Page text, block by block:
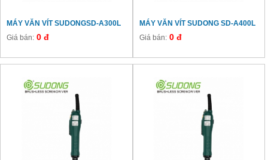
MÁY VĂN VÍT SUDONGSD-A300L
Giá bán: 0 đ
MÁY VĂN VÍT SUDONG SD-A400L
Giá bán:0 đ